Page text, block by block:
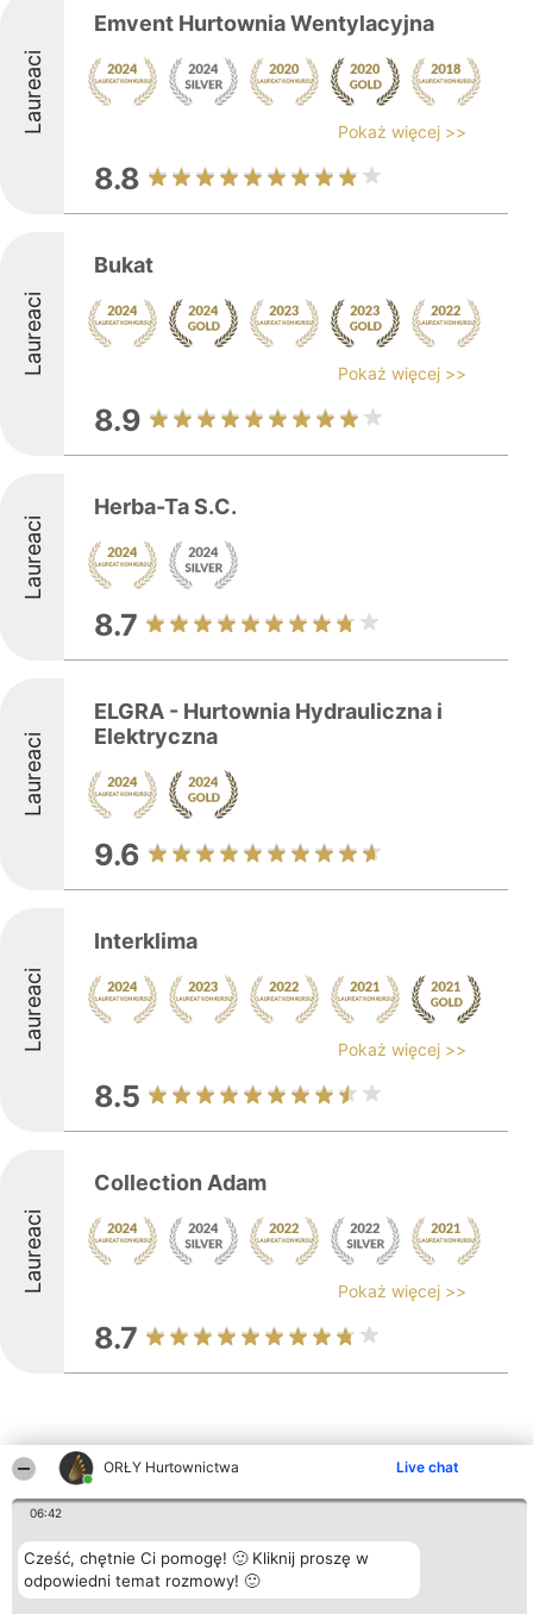
ORŁY Hurtownictwa Live chat
06:42
Cześć, chętnie Ci pomogę! 🙂 Kliknij proszę w
odpowiedni temat rozmowy! 🙂
Laureaci
Emvent Hurtownia Wentylacyjna
Pokaż więcej >>
8.8
Laureaci
Bukat
Pokaż więcej >>
8.9
Laureaci
Herba-Ta S.C.
8.7
Laureaci
ELGRA - Hurtownia Hydrauliczna i
Elektryczna
9.6
Laureaci
Interklima
Pokaż więcej >>
8.5
Laureaci
Collection Adam
Pokaż więcej >>
8.7
Inne firmy z województwa
Organizator plebiscytu
Bright Side Solutions sp. z o.
Plebiscyt
Laureaci